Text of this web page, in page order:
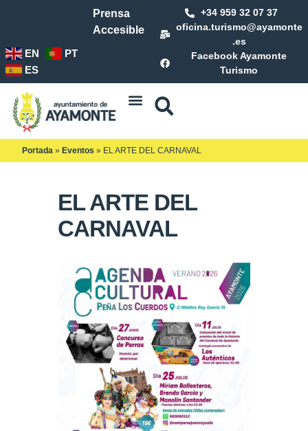
Prensa
Accesible
+34 959 32 07 37
oficina.turismo@ayamonte
.es
Facebook Ayamonte
Turismo
EN
PT
ES
Portada » Eventos » EL ARTE DEL CARNAVAL
EL ARTE DEL
CARNAVAL